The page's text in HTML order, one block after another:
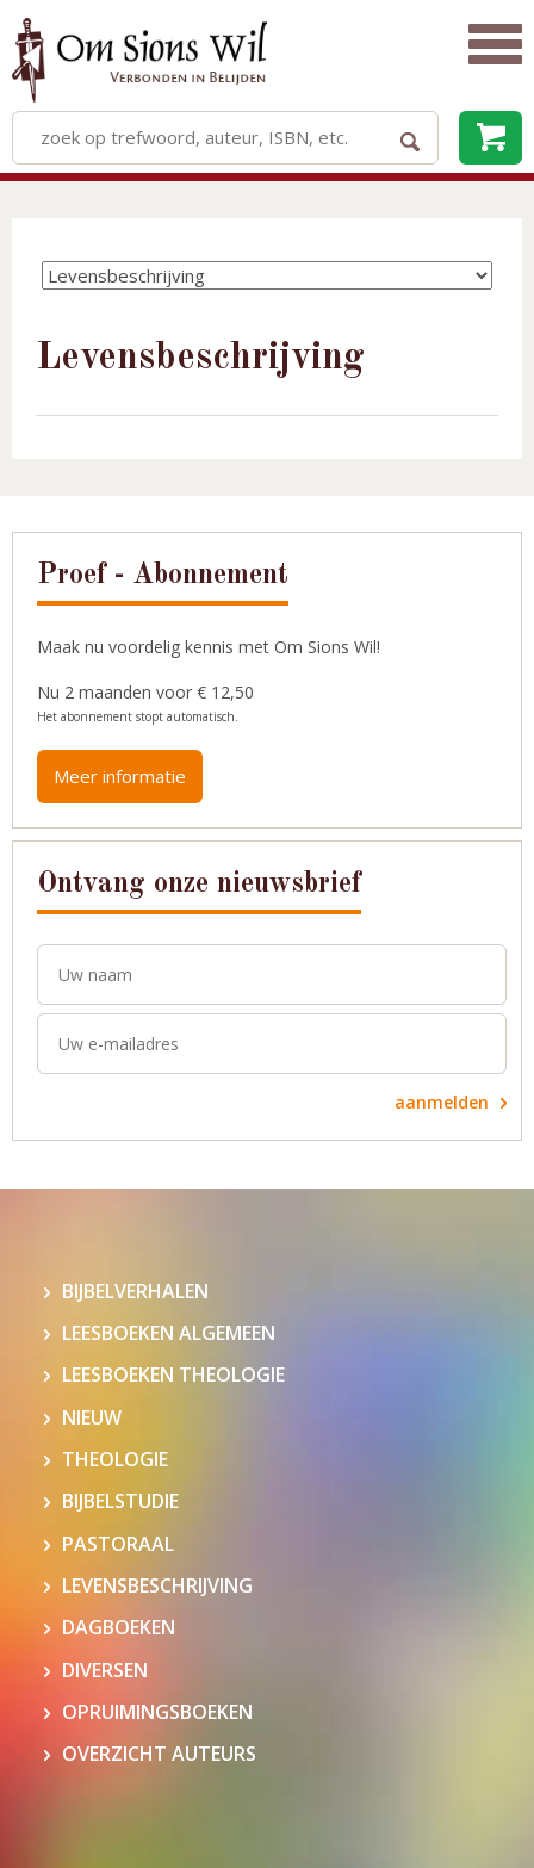
Levensbeschrijving
Proef - Abonnement
Maak nu voordelig kennis met Om Sions Wil!
Nu 2 maanden voor € 12,50
Het abonnement stopt automatisch.
Meer informatie
Ontvang onze nieuwsbrief
aanmelden
BIJBELVERHALEN
LEESBOEKEN ALGEMEEN
LEESBOEKEN THEOLOGIE
NIEUW
THEOLOGIE
BIJBELSTUDIE
PASTORAAL
LEVENSBESCHRIJVING
DAGBOEKEN
DIVERSEN
OPRUIMINGSBOEKEN
OVERZICHT AUTEURS